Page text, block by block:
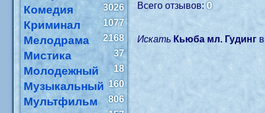
Комедия
3026
Криминал 1077
Мелодрама 2168
Мистика 37
Молодежный 18
Музыкальный 160
Мультфильм 806
Всего отзывов:0
Искать Кьюба мл. Гудинг